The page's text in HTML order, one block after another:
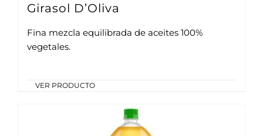
Girasol D’Oliva
Fina mezcla equilibrada de aceites 100%
vegetales.
VER PRODUCTO